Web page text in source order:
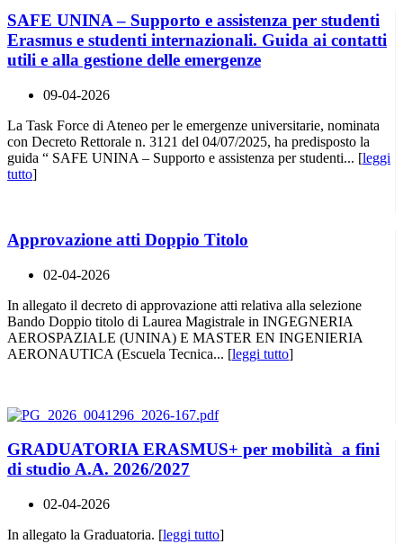
SAFE UNINA – Supporto e assistenza per studenti
Erasmus e studenti internazionali. Guida ai contatti
utili e alla gestione delle emergenze
09-04-2026
La Task Force di Ateneo per le emergenze universitarie, nominata
con Decreto Rettorale n. 3121 del 04/07/2025, ha predisposto la
guida “ SAFE UNINA – Supporto e assistenza per studenti... [leggi
tutto]
Approvazione atti Doppio Titolo
02-04-2026
In allegato il decreto di approvazione atti relativa alla selezione
Bando Doppio titolo di Laurea Magistrale in INGEGNERIA
AEROSPAZIALE (UNINA) E MASTER EN INGENIERIA
AERONAUTICA (Escuela Tecnica... [leggi tutto]
GRADUATORIA ERASMUS+ per mobilità a fini
di studio A.A. 2026/2027
02-04-2026
In allegato la Graduatoria. [leggi tutto]